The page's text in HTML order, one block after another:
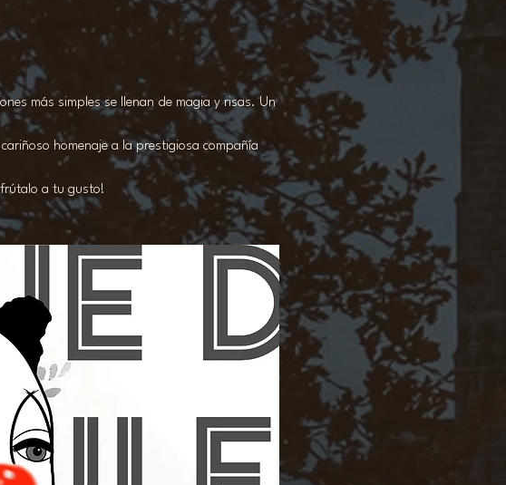
más simples se llenan de magia y risas. Un
homenaje a la prestigiosa compañía
a tu gusto!